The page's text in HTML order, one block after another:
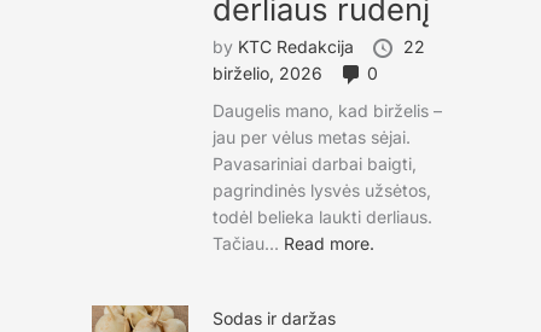
derliaus rudenį
by KTC Redakcija
22
birželio, 2026
0
Daugelis mano, kad birželis –
jau per vėlus metas sėjai.
Pavasariniai darbai baigti,
pagrindinės lysvės užsėtos,
todėl belieka laukti derliaus.
Tačiau... Read more.
Sodas ir daržas